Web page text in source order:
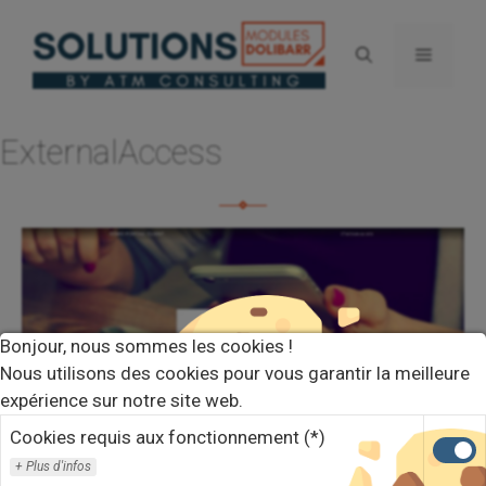
contenu
ExternalAccess
Module : ExternalAccess
Bonjour, nous sommes les cookies !
Nous utilisons des cookies pour vous garantir la meilleure
expérience sur notre site web.
Cookies requis aux fonctionnement (*)
Plus d'infos